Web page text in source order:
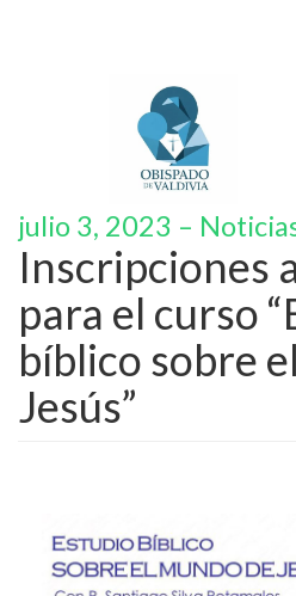
julio 3, 2023 –
Inscripciones
para el curso
bíblico sobre
Jesús”